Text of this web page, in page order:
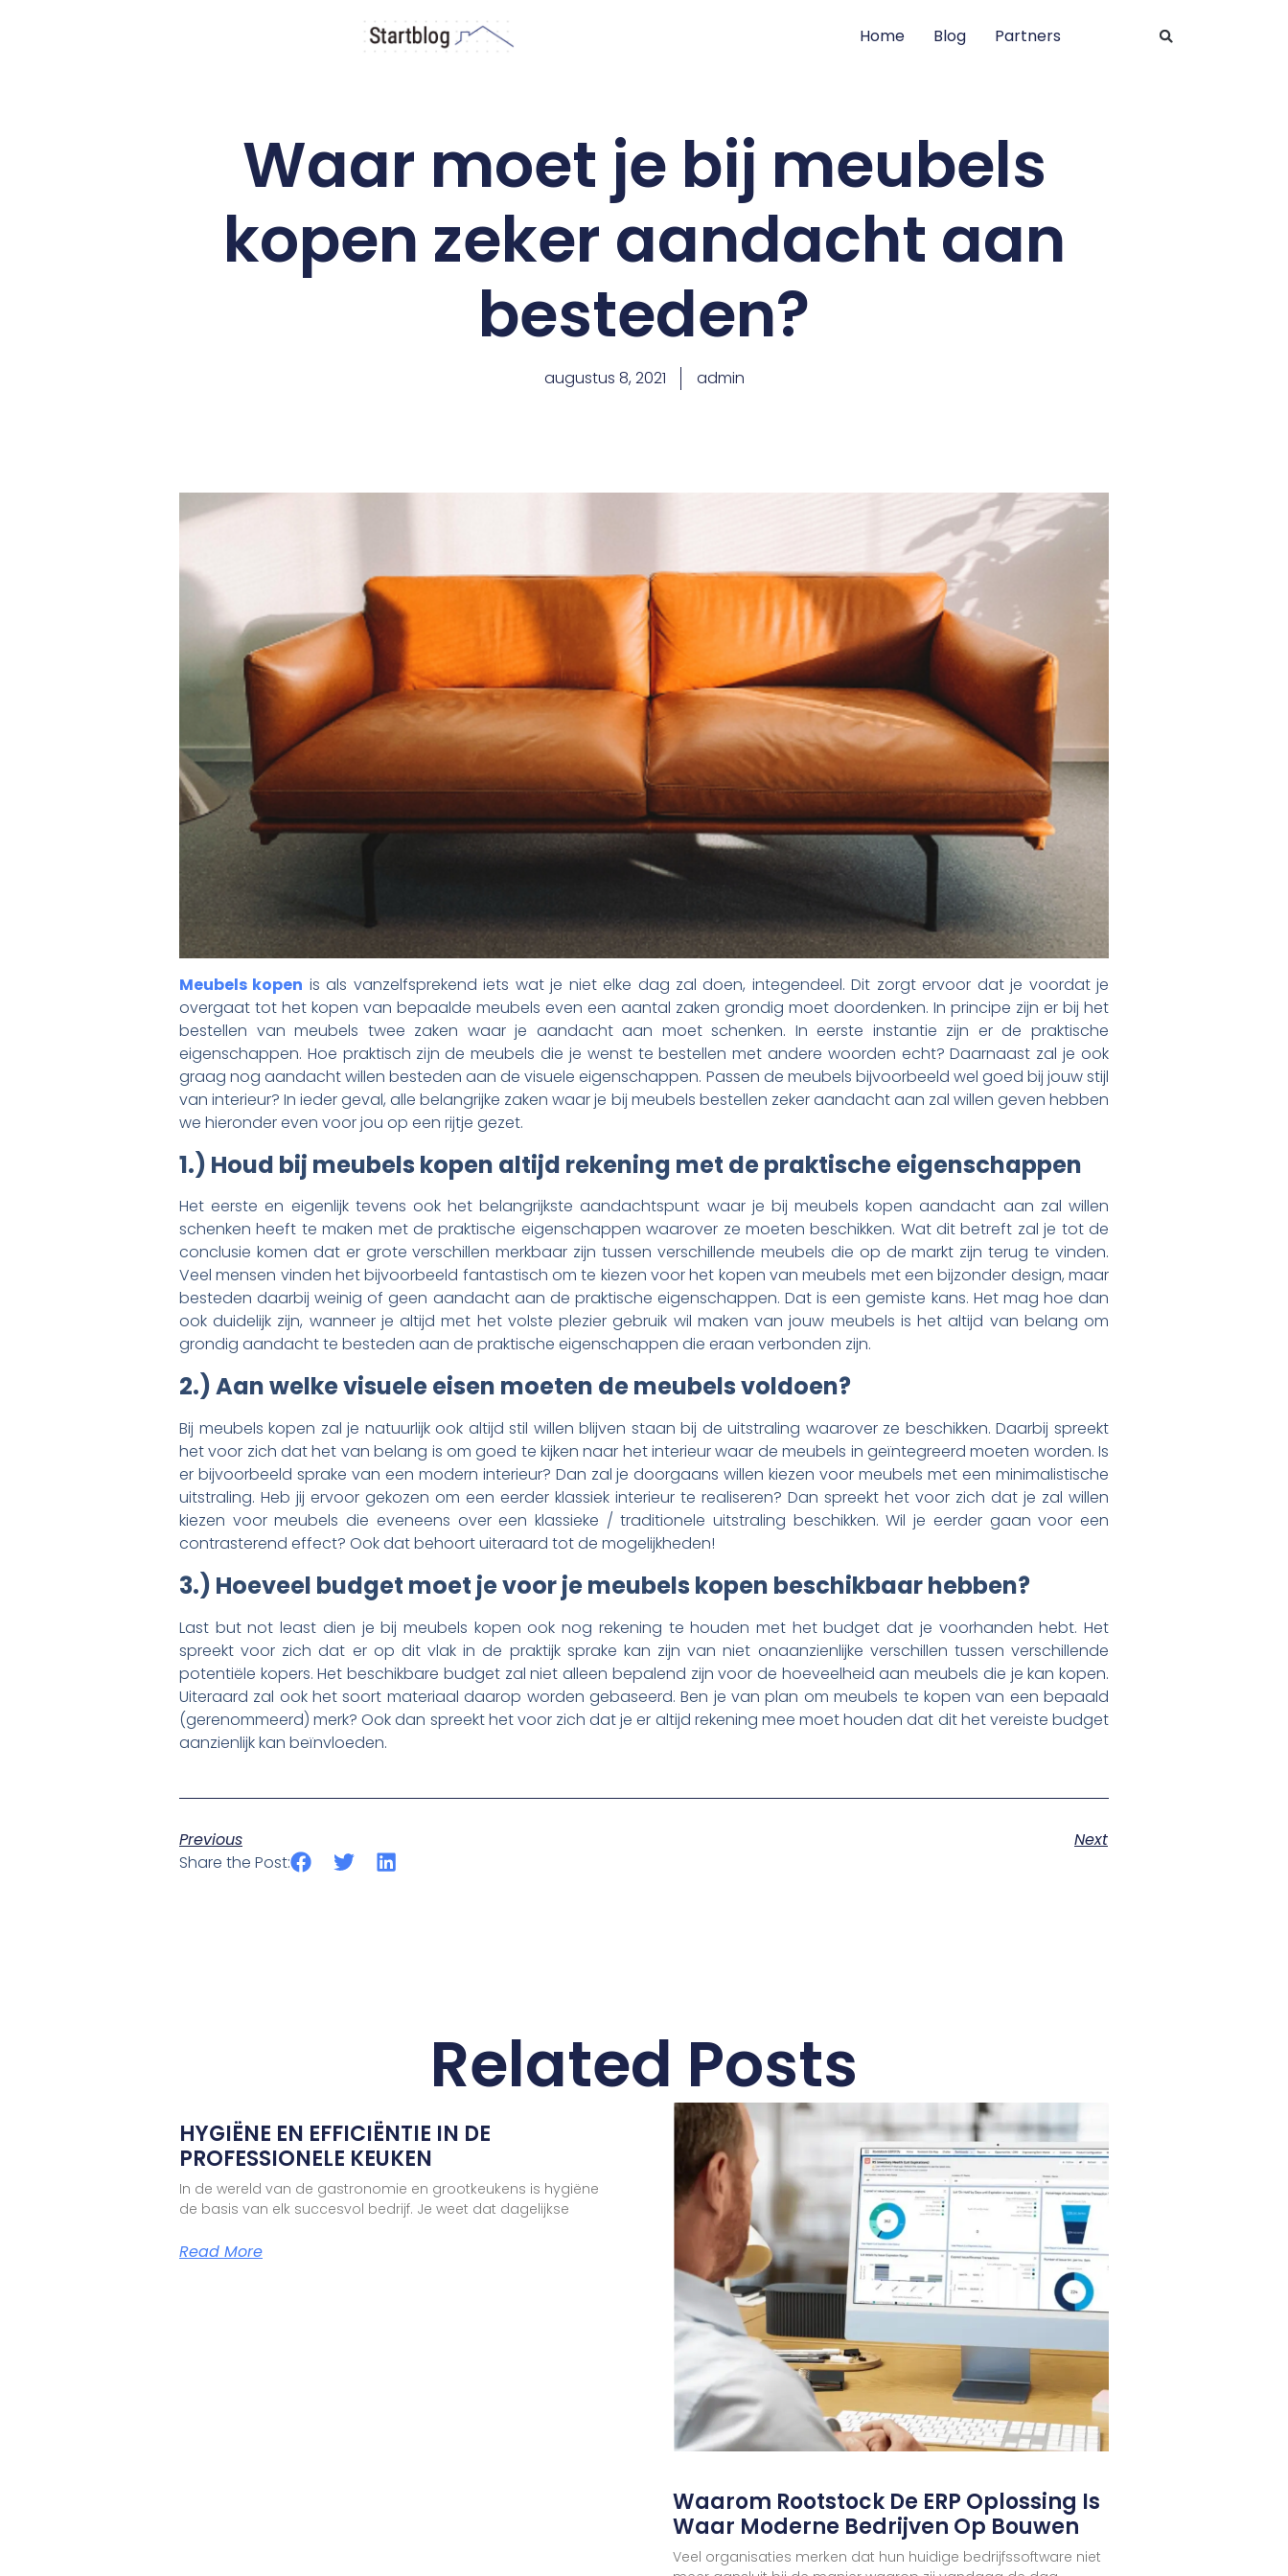
Home Blog Partners
Waar moet je bij meubels
kopen zeker aandacht aan
besteden?
augustus 8, 2021 admin
Meubels kopen is als vanzelfsprekend iets wat je niet elke dag zal doen, integendeel. Dit zorgt ervoor dat je voordat je
overgaat tot het kopen van bepaalde meubels even een aantal zaken grondig moet doordenken. In principe zijn er bij het
bestellen van meubels twee zaken waar je aandacht aan moet schenken. In eerste instantie zijn er de praktische
eigenschappen. Hoe praktisch zijn de meubels die je wenst te bestellen met andere woorden echt? Daarnaast zal je ook
graag nog aandacht willen besteden aan de visuele eigenschappen. Passen de meubels bijvoorbeeld wel goed bij jouw stijl
van interieur? In ieder geval, alle belangrijke zaken waar je bij meubels bestellen zeker aandacht aan zal willen geven hebben
we hieronder even voor jou op een rijtje gezet.
1.) Houd bij meubels kopen altijd rekening met de praktische eigenschappen
Het eerste en eigenlijk tevens ook het belangrijkste aandachtspunt waar je bij meubels kopen aandacht aan zal willen
schenken heeft te maken met de praktische eigenschappen waarover ze moeten beschikken. Wat dit betreft zal je tot de
conclusie komen dat er grote verschillen merkbaar zijn tussen verschillende meubels die op de markt zijn terug te vinden.
Veel mensen vinden het bijvoorbeeld fantastisch om te kiezen voor het kopen van meubels met een bijzonder design, maar
besteden daarbij weinig of geen aandacht aan de praktische eigenschappen. Dat is een gemiste kans. Het mag hoe dan
ook duidelijk zijn, wanneer je altijd met het volste plezier gebruik wil maken van jouw meubels is het altijd van belang om
grondig aandacht te besteden aan de praktische eigenschappen die eraan verbonden zijn.
2.) Aan welke visuele eisen moeten de meubels voldoen?
Bij meubels kopen zal je natuurlijk ook altijd stil willen blijven staan bij de uitstraling waarover ze beschikken. Daarbij spreekt
het voor zich dat het van belang is om goed te kijken naar het interieur waar de meubels in geïntegreerd moeten worden. Is
er bijvoorbeeld sprake van een modern interieur? Dan zal je doorgaans willen kiezen voor meubels met een minimalistische
uitstraling. Heb jij ervoor gekozen om een eerder klassiek interieur te realiseren? Dan spreekt het voor zich dat je zal willen
kiezen voor meubels die eveneens over een klassieke / traditionele uitstraling beschikken. Wil je eerder gaan voor een
contrasterend effect? Ook dat behoort uiteraard tot de mogelijkheden!
3.) Hoeveel budget moet je voor je meubels kopen beschikbaar hebben?
Last but not least dien je bij meubels kopen ook nog rekening te houden met het budget dat je voorhanden hebt. Het
spreekt voor zich dat er op dit vlak in de praktijk sprake kan zijn van niet onaanzienlijke verschillen tussen verschillende
potentiële kopers. Het beschikbare budget zal niet alleen bepalend zijn voor de hoeveelheid aan meubels die je kan kopen.
Uiteraard zal ook het soort materiaal daarop worden gebaseerd. Ben je van plan om meubels te kopen van een bepaald
(gerenommeerd) merk? Ook dan spreekt het voor zich dat je er altijd rekening mee moet houden dat dit het vereiste budget
aanzienlijk kan beïnvloeden.
Previous
Next
Share the Post:
Related Posts
HYGIËNE EN EFFICIËNTIE IN DE
PROFESSIONELE KEUKEN
In de wereld van de gastronomie en grootkeukens is hygiëne
de basis van elk succesvol bedrijf. Je weet dat dagelijkse
Read More
Waarom Rootstock De ERP Oplossing Is
Waar Moderne Bedrijven Op Bouwen
Veel organisaties merken dat hun huidige bedrijfssoftware niet